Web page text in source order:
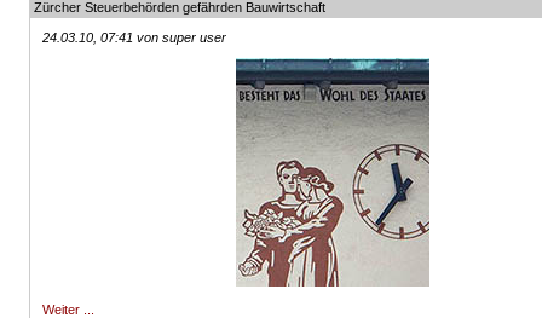
Zürcher Steuerbehörden gefährden Bauwirtschaft
24.03.10, 07:41 von super user
Weiter ...